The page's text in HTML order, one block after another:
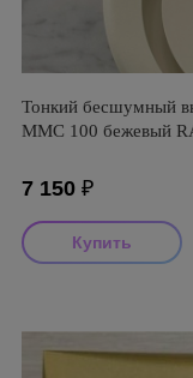
Тонкий бесшумный
ММC 100 бежевый
7 150 ₽